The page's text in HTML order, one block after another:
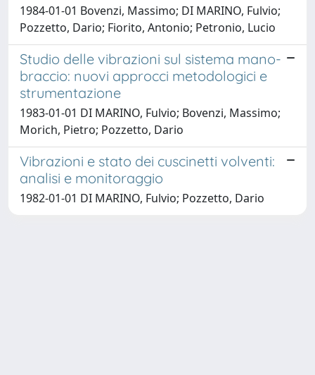
1984-01-01 Bovenzi, Massimo; DI MARINO, Fulvio;
Pozzetto, Dario; Fiorito, Antonio; Petronio, Lucio
Studio delle vibrazioni sul sistema mano-
braccio: nuovi approcci metodologici e
strumentazione
1983-01-01 DI MARINO, Fulvio; Bovenzi, Massimo;
Morich, Pietro; Pozzetto, Dario
Vibrazioni e stato dei cuscinetti volventi:
analisi e monitoraggio
1982-01-01 DI MARINO, Fulvio; Pozzetto, Dario